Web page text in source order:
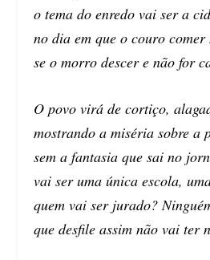
o tema do enredo vai ser a
no dia em que o couro comer
se o morro descer e não for
O povo virá de cortiço,
mostrando a miséria sobre a
sem a fantasia que sai no
vai ser uma única escola,
quem vai ser jurado?
que desfile assim não vai ter